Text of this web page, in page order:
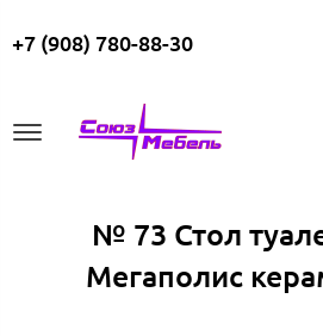
+7 (908) 780-88-30
№ 73 Стол
Мегаполис